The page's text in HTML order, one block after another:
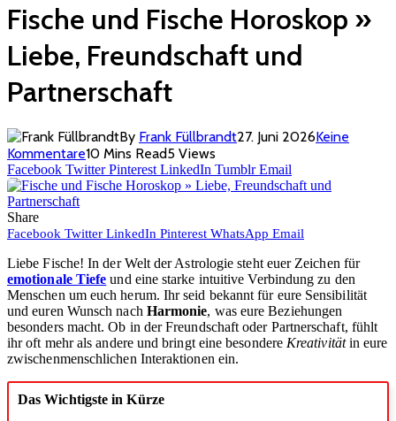
Fische und Fische Horoskop »
Liebe, Freundschaft und
Partnerschaft
By Frank Füllbrandt27. Juni 2026Keine
Kommentare10 Mins Read5 Views
Facebook Twitter Pinterest LinkedIn Tumblr Email
Share
Facebook Twitter LinkedIn Pinterest WhatsApp Email
Liebe Fische! In der Welt der Astrologie steht euer Zeichen für
emotionale Tiefe und eine starke intuitive Verbindung zu den
Menschen um euch herum. Ihr seid bekannt für eure Sensibilität
und euren Wunsch nach Harmonie, was eure Beziehungen
besonders macht. Ob in der Freundschaft oder Partnerschaft, fühlt
ihr oft mehr als andere und bringt eine besondere Kreativitätin eure
zwischenmenschlichen Interaktionen ein.
Das Wichtigste in Kürze